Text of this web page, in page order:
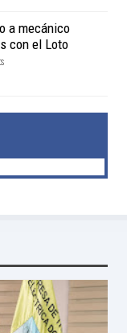
a mecánico
con el Loto